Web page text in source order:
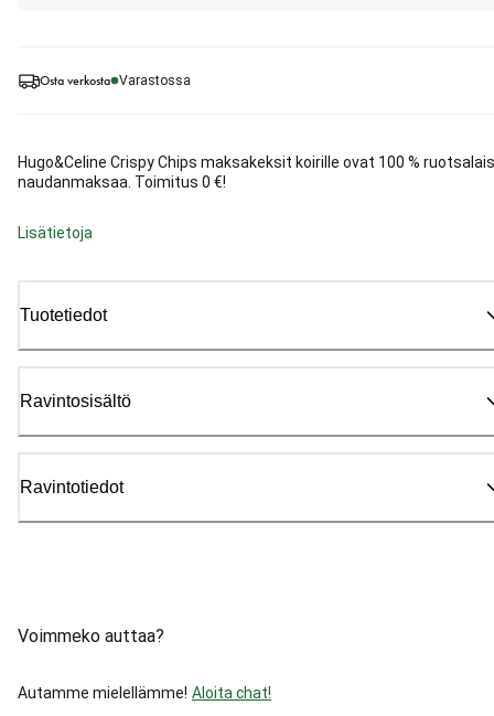
Osta verkosta Varastossa
Hugo&Celine Crispy Chips maksakeksit koirille ovat 100 %
naudanmaksaa. Toimitus 0 €!
Lisätietoja
Tuotetiedot
Ravintosisältö
Ravintotiedot
Voimmeko auttaa?
Autamme mielellämme! Aloita chat!